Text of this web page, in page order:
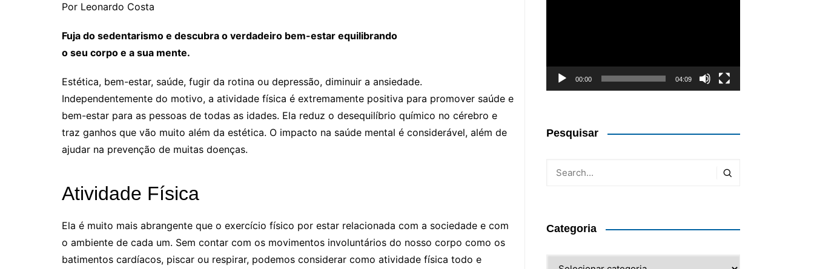
Por Leonardo Costa
Fuja do sedentarismo e descubra o verdadeiro bem-estar equilibrando
o seu corpo e a sua mente.
Estética, bem-estar, saúde, fugir da rotina ou depressão, diminuir a ansiedade.
Independentemente do motivo, a atividade física é extremamente positiva para promover saúde e
bem-estar para as pessoas de todas as idades. Ela reduz o desequilíbrio químico no cérebro e
traz ganhos que vão muito além da estética. O impacto na saúde mental é considerável, além de
ajudar na prevenção de muitas doenças.
Atividade Física
Ela é muito mais abrangente que o exercício físico por estar relacionada com a sociedade e com
o ambiente de cada um. Sem contar com os movimentos involuntários do nosso corpo como os
batimentos cardíacos, piscar ou respirar, podemos considerar como atividade física todo e
00:00 04:09
Pesquisar
Categoria